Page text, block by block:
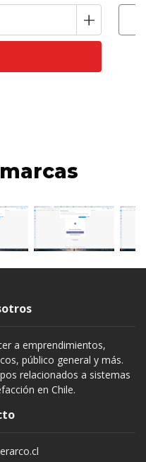
+
a emprendimientos,
público general y más.
relacionados a sistemas
en Chile.